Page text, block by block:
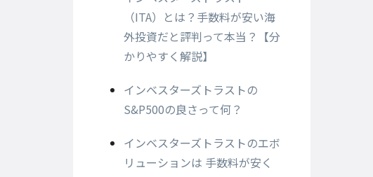
（ITA）とは？手数料が安い海
外投資だと評判って本当？【分
かりやすく解説】
インベスターズトラストの
S&P500の良さって何？
インベスターズトラストのエボ
リューションは 手数料が安く